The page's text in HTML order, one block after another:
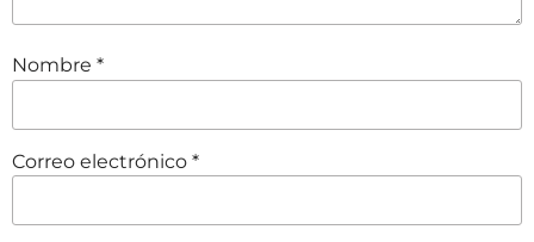
Nombre *
Correo electrónico *